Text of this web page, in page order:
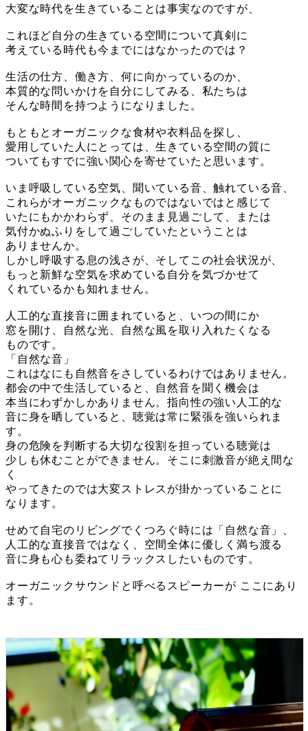
大変な時代を生きていることは事実なのですが、
これほど自分の生きている空間について真剣に
考えている時代も今までにはなかったのでは？
生活の仕方、働き方、何に向かっているのか、
本質的な問いかけを自分にしてみる、私たちは
そんな時間を持つようになりました。
もともとオーガニックな食材や衣料品を探し、
愛用していた人にとっては、生きている空間の質に
ついてもすでに強い関心を寄せていたと思います。
いま呼吸している空気、聞いている音、触れている音、
これらがオーガニックなものではないではと感じて
いたにもかかわらず、そのまま見過ごして、または
気付かぬふりをして過ごしていたということは
ありませんか。
しかし呼吸する息の浅さが、そしてこの社会状況が、
もっと新鮮な空気を求めている自分を気づかせて
くれているかも知れません。
人工的な直接音に囲まれていると、いつの間にか
窓を開け、自然な光、自然な風を取り入れたくなる
ものです。
「自然な音」
これはなにも自然音をさしているわけではありません。
都会の中で生活していると、自然音を聞く機会は
本当にわずかしかありません。指向性の強い人工的な
音に身を晒していると、聴覚は常に緊張を強いられま
す。
身の危険を判断する大切な役割を担っている聴覚は
少しも休むことができません。そこに刺激音が絶え間な
く
やってきたのでは大変ストレスが掛かっていることに
なります。
せめて自宅のリビングでくつろぐ時には「自然な音」、
人工的な直接音ではなく、空間全体に優しく満ち渡る
音に身も心も委ねてリラックスしたいものです。
オーガニックサウンドと呼べるスピーカーが ここにあり
ます。